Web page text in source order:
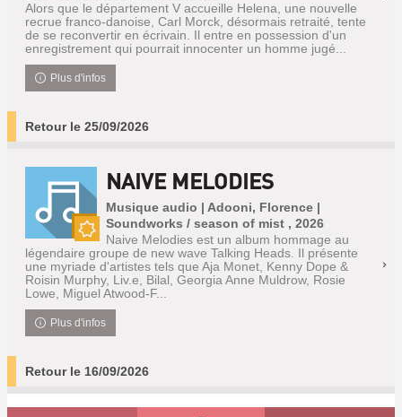
Alors que le département V accueille Helena, une nouvelle
recrue franco-danoise, Carl Morck, désormais retraité, tente
de se reconvertir en écrivain. Il entre en possession d'un
enregistrement qui pourrait innocenter un homme jugé...
Plus d'infos
Retour le 25/09/2026
Nouveauté
NAIVE MELODIES
Musique audio | Adooni, Florence |
Soundworks / season of mist , 2026
Naive Melodies est un album hommage au
légendaire groupe de new wave Talking Heads. Il présente
une myriade d'artistes tels que Aja Monet, Kenny Dope &
Roisin Murphy, Liv.e, Bilal, Georgia Anne Muldrow, Rosie
Lowe, Miguel Atwood-F...
Plus d'infos
Retour le 16/09/2026